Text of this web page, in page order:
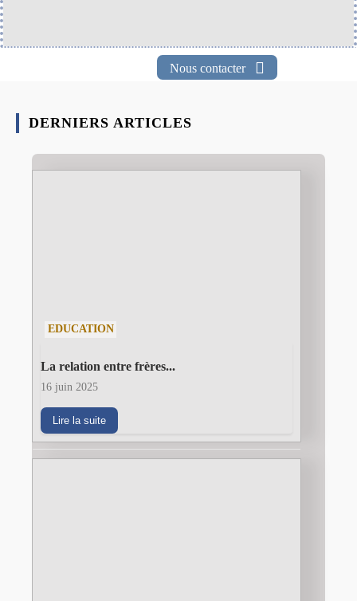
Nous contacter
DERNIERS ARTICLES
EDUCATION
La relation entre frères...
16 juin 2025
Lire la suite